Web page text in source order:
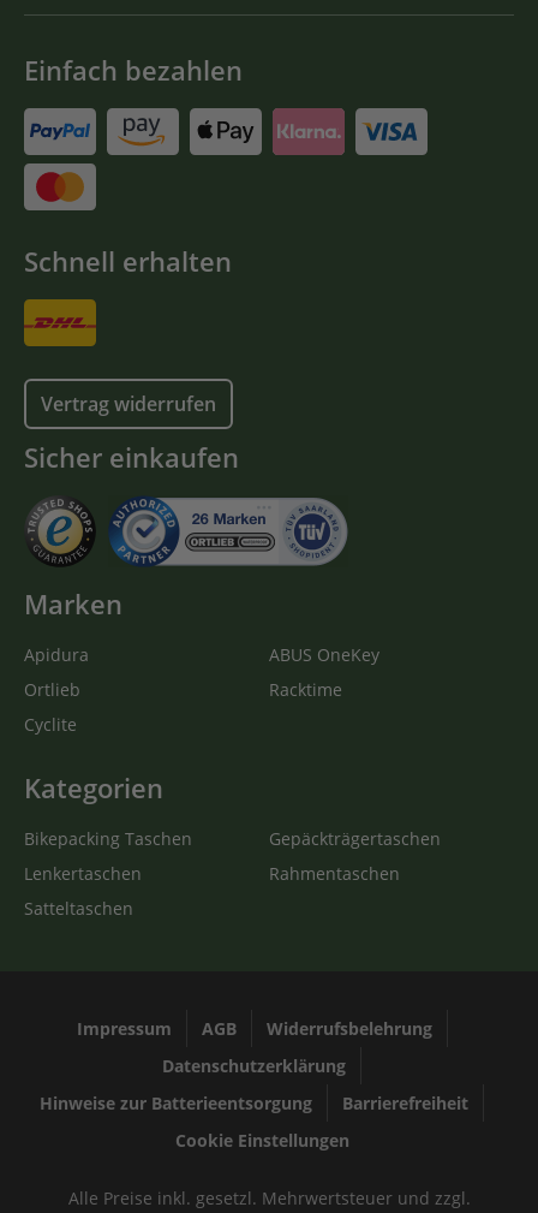
Einfach bezahlen
Schnell erhalten
Vertrag widerrufen
Sicher einkaufen
Marken
Apidura
Ortlieb
Cyclite
ABUS OneKey
Racktime
Kategorien
Bikepacking Taschen
Lenkertaschen
Satteltaschen
Gepäckträgertaschen
Rahmentaschen
Impressum AGB
Widerrufsbelehrung
Datenschutzerklärung
Hinweise zur Batterieentsorgung
Barrierefreiheit
Cookie Einstellungen
Alle Preise inkl. gesetzl. Mehrwertsteuer und zzgl.